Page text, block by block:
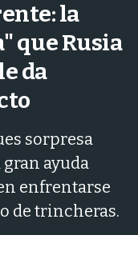
�
la
que Rusia
da
sorpresa
ayuda
enfrentarse
de trincheras.